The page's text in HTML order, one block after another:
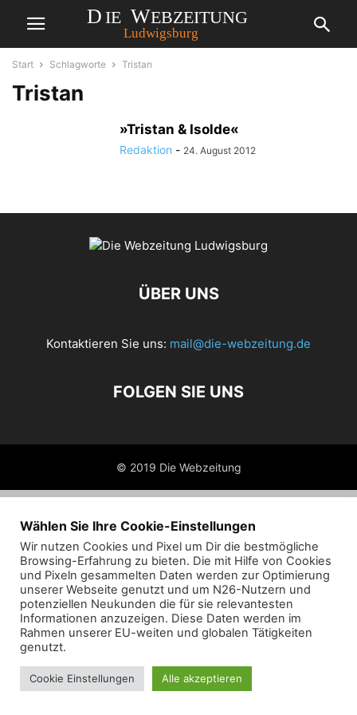
Start Schlagworte Tristan
Tristan
»Tristan & Isolde«
Redaktion - 24. August 2012
ÜBER UNS
Kontaktieren Sie uns: mail@die-webzeitung.de
FOLGEN SIE UNS
© 2019 Die Webzeitung
Wählen Sie Ihre Cookie-Einstellungen
Wir nutzen Cookies und Pixel um Dir die bestmögliche
Browsing-Erfahrung zu bieten. Die mit Hilfe von Cookies
und Pixeln gesammelten Daten werden zur Optimierung
unserer Webseite genutzt und um N26-Nutzern und
potenziellen Neukunden die für sie relevantesten
Informationen anzuzeigen. Diese Daten werden im
Rahmen unserer EU-weiten und globalen Tätigkeiten
genutzt.
Cookie Einstellungen Alle akzeptieren